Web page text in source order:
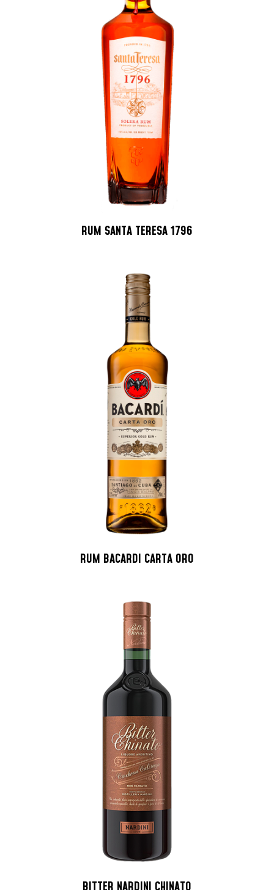
RUM SANTA TERESA 1796
RUM BACARDI CARTA ORO